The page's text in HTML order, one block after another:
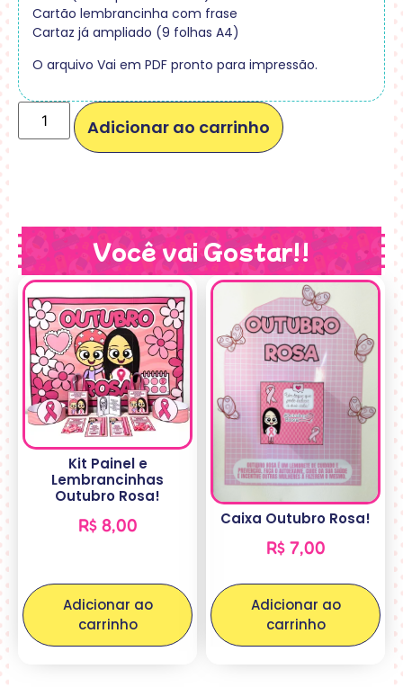
Cartão lembrancinha com frase
Cartaz já ampliado (9 folhas A4)
O arquivo Vai em PDF pronto para impressão.
Adicionar ao carrinho
Você vai Gostar!!
Kit Painel e
Lembrancinhas
Outubro Rosa!
R$8,00
Adicionar ao
carrinho
Caixa Outubro Rosa!
R$7,00
Adicionar ao
carrinho